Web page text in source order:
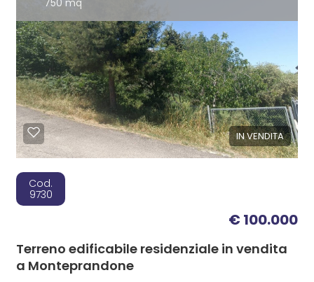
750 mq
IN VENDITA
Cod.
9730
€ 100.000
Terreno edificabile residenziale in vendita
a Monteprandone